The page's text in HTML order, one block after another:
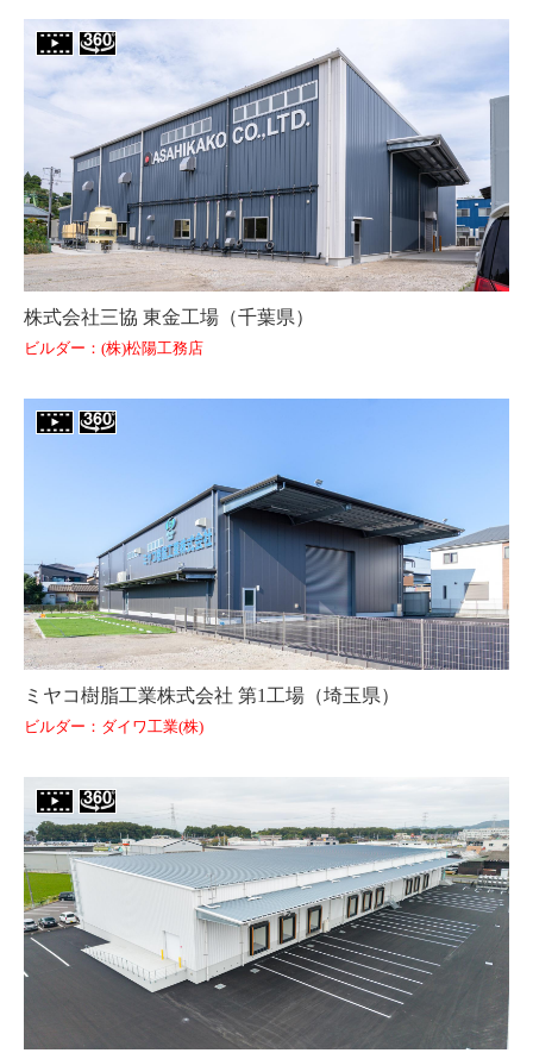
株式会社三協 東金工場（千葉県）
ビルダー：(株)松陽工務店
ミヤコ樹脂工業株式会社 第1工場（埼玉県）
ビルダー：ダイワ工業(株)